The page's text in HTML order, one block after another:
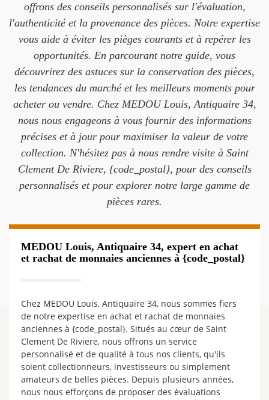
offrons des conseils personnalisés sur l'évaluation,
l'authenticité et la provenance des pièces. Notre expertise
vous aide à éviter les pièges courants et à repérer les
opportunités. En parcourant notre guide, vous
découvrirez des astuces sur la conservation des pièces,
les tendances du marché et les meilleurs moments pour
acheter ou vendre. Chez MEDOU Louis, Antiquaire 34,
nous nous engageons à vous fournir des informations
précises et à jour pour maximiser la valeur de votre
collection. N'hésitez pas à nous rendre visite à Saint
Clement De Riviere, {code_postal}, pour des conseils
personnalisés et pour explorer notre large gamme de
pièces rares.
MEDOU Louis, Antiquaire 34, expert en achat
et rachat de monnaies anciennes à {code_postal}
Chez MEDOU Louis, Antiquaire 34, nous sommes fiers
de notre expertise en achat et rachat de monnaies
anciennes à {code_postal}. Situés au cœur de Saint
Clement De Riviere, nous offrons un service
personnalisé et de qualité à tous nos clients, qu'ils
soient collectionneurs, investisseurs ou simplement
amateurs de belles pièces. Depuis plusieurs années,
nous nous efforçons de proposer des évaluations